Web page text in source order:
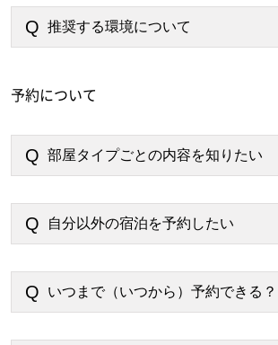
推奨する環境について
予約について
部屋タイプごとの内容を知りたい
自分以外の宿泊を予約したい
いつまで（いつから）予約できる？